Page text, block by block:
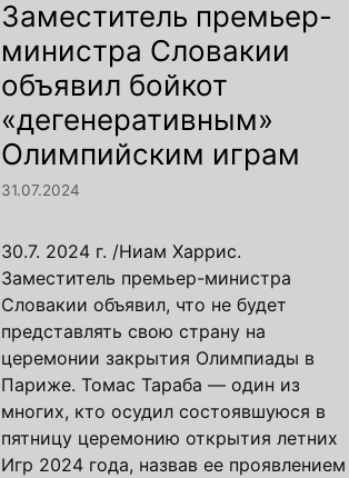
Заместитель премьер-
министра Словакии
объявил бойкот
«дегенеративным»
Олимпийским играм
31.07.2024
30.7. 2024 г. /Ниам Харрис.
Заместитель премьер-министра
Словакии объявил, что не будет
представлять свою страну на
церемонии закрытия Олимпиады в
Париже. Томас Тараба — один из
многих, кто осудил состоявшуюся в
пятницу церемонию открытия летних
Игр 2024 года, назвав ее проявлением